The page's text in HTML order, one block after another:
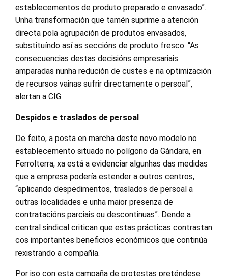
establecementos de produto preparado e envasado”.
Unha transformación que tamén suprime a atención
directa pola agrupación de produtos envasados,
substituíndo así as seccións de produto fresco. “As
consecuencias destas decisións empresariais
amparadas nunha redución de custes e na optimización
de recursos vainas sufrir directamente o persoal”,
alertan a CIG.
Despidos e traslados de persoal
De feito, a posta en marcha deste novo modelo no
establecemento situado no polígono da Gándara, en
Ferrolterra, xa está a evidenciar algunhas das medidas
que a empresa podería estender a outros centros,
“aplicando despedimentos, traslados de persoal a
outras localidades e unha maior presenza de
contratacións parciais ou descontinuas”. Dende a
central sindical critican que estas prácticas contrastan
cos importantes beneficios económicos que continúa
rexistrando a compañía.
Por iso con esta campaña de protestas preténdese